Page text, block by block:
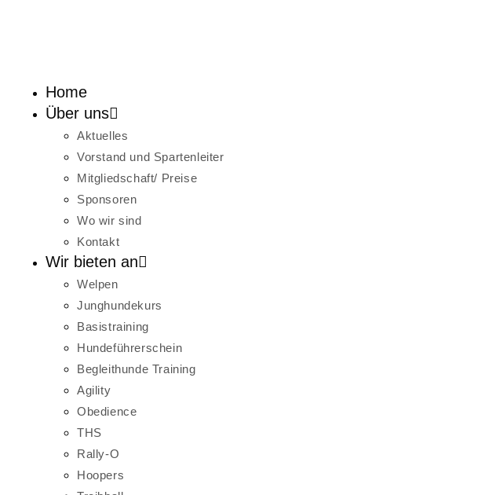
Home
Über uns
Aktuelles
Vorstand und Spartenleiter
Mitgliedschaft/ Preise
Sponsoren
Wo wir sind
Kontakt
Wir bieten an
Welpen
Junghundekurs
Basistraining
Hundeführerschein
Begleithunde Training
Agility
Obedience
THS
Rally-O
Hoopers